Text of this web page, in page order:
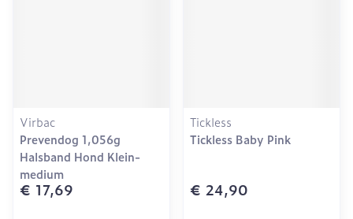
Virbac
Prevendog 1,056g
Halsband Hond Klein-
medium
€ 17,69
Tickless
Tickless Baby Pink
€ 24,90